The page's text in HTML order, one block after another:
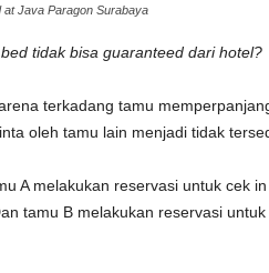
at Java Paragon Surabaya
tidak bisa guaranteed dari hotel?
terkadang tamu
oleh tamu lain menjadi tidak
A melakukan reservasi untuk cek
tamu B melakukan reservasi